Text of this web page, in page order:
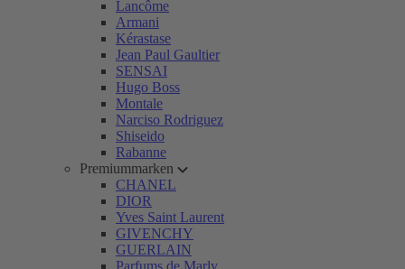
Lancôme
Armani
Kérastase
Jean Paul Gaultier
SENSAI
Hugo Boss
Montale
Narciso Rodriguez
Shiseido
Rabanne
Premiummarken
CHANEL
DIOR
Yves Saint Laurent
GIVENCHY
GUERLAIN
Parfums de Marly